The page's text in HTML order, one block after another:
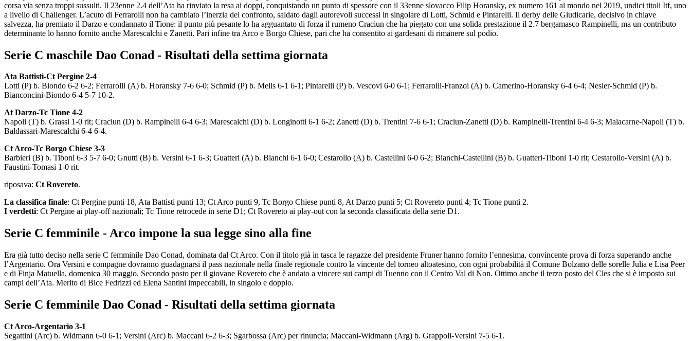
corsa via senza troppi sussulti. Il 23enne 2.4 dell’Ata ha rinviato la resa ai doppi, conquistando un punto di spessore con il 33enne slovacco Filip Horansky, ex numero 161 al mondo nel 2019, undici titoli Itf, uno
a livello di Challenger. L’acuto di Ferrarolli non ha cambiato l’inerzia del confronto, saldato dagli autorevoli successi in singolare di Lotti, Schmid e Pintarelli. Il derby delle Giudicarie, decisivo in chiave
salvezza, ha premiato il Darzo e condannato il Tione: il punto più pesante lo ha agguantato di forza il rumeno Craciun che ha piegato con una solida prestazione il 2.7 bergamasco Rampinelli, ma un contributo
determinante lo hanno fornito anche Marescalchi e Zanetti. Pari infine tra Arco e Borgo Chiese, pari che ha consentito ai gardesani di rimanere sul podio.
Serie C maschile Dao Conad - Risultati della settima giornata
Ata Battisti-Ct Pergine 2-4
Lotti (P) b. Biondo 6-2 6-2; Ferrarolli (A) b. Horansky 7-6 6-0; Schmid (P) b. Melis 6-1 6-1; Pintarelli (P) b. Vescovi 6-0 6-1; Ferrarolli-Franzoi (A) b. Camerino-Horansky 6-4 6-4; Nesler-Schmid (P) b.
Bianconcini-Biondo 6-4 5-7 10-2.
At Darzo-Tc Tione 4-2
Napoli (T) b. Grassi 1-0 rit; Craciun (D) b. Rampinelli 6-4 6-3; Marescalchi (D) b. Longinotti 6-1 6-2; Zanetti (D) b. Trentini 7-6 6-1; Craciun-Zanetti (D) b. Rampinelli-Trentini 6-4 6-3; Malacarne-Napoli (T) b.
Baldassari-Marescalchi 6-4 6-4.
Ct Arco-Tc Borgo Chiese 3-3
Barbieri (B) b. Tiboni 6-3 5-7 6-0; Gnutti (B) b. Versini 6-1 6-3; Guatteri (A) b. Bianchi 6-1 6-0; Cestarollo (A) b. Castellini 6-0 6-2; Bianchi-Castellini (B) b. Guatteri-Tiboni 1-0 rit; Cestarollo-Versini (A) b.
Faustini-Tomasi 1-0 rit.
riposava: Ct Rovereto.
La classifica finale: Ct Pergine punti 18, Ata Battisti punti 13; Ct Arco punti 9, Tc Borgo Chiese punti 8, At Darzo punti 5; Ct Rovereto punti 4; Tc Tione punti 2.
I verdetti: Ct Pergine ai play-off nazionali; Tc Tione retrocede in serie D1; Ct Rovereto ai play-out con la seconda classificata della serie D1.
Serie C femminile - Arco impone la sua legge sino alla fine
Era già tutto deciso nella serie C femminile Dao Conad, dominata dal Ct Arco. Con il titolo già in tasca le ragazze del presidente Fruner hanno fornito l’ennesima, convincente prova di forza superando anche
l’Argentario. Ora Versini e compagne dovranno guadagnarsi il pass nazionale nella finale regionale contro la vincente del torneo altoatesino, con ogni probabilità il Comune Bolzano delle sorelle Julia e Lisa Peer
e di Finja Matuella, domenica 30 maggio. Secondo posto per il giovane Rovereto che è andato a vincere sui campi di Tuenno con il Centro Val di Non. Ottimo anche il terzo posto del Cles che si è imposto sui
campi dell’Ata. Merito di Bice Fedrizzi ed Elena Santini impeccabili, in singolo e doppio.
Serie C femminile Dao Conad - Risultati della settima giornata
Ct Arco-Argentario 3-1
Segattini (Arc) b. Widmann 6-0 6-1; Versini (Arc) b. Maccani 6-2 6-3; Sgarbossa (Arc) per rinuncia; Maccani-Widmann (Arg) b. Grappoli-Versini 7-5 6-1.